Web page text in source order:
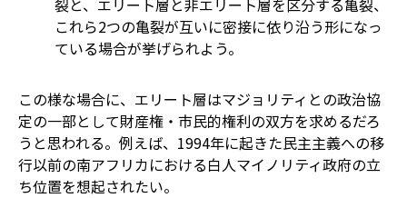
裂と、エリート層と非エリート層を区分する亀裂、
これら2つの亀裂が互いに密接に依り沿う形になっ
ている場合が挙げられよう。
この様な場合に、エリート層はマジョリティとの政治協
定の一部として財産権・市民的権利の双方を求めるだろ
うと思われる。例えば、1994年に起きた民主主義への移
行以前の南アフリカにおける白人マイノリティ政府の立
ち位置を想起されたい。